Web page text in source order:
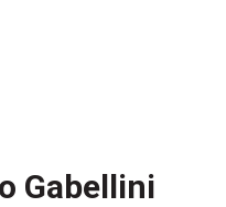
Gabellini